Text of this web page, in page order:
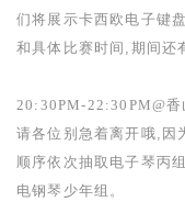
们将展示卡西欧电子键
和具体比赛时间,期间还
20:30PM-22:30PM@香
请各位别急着离开哦,因
顺序依次抽取电子琴丙
电钢琴少年组。